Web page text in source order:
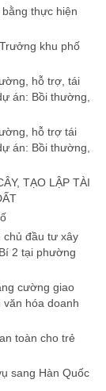
thực hiện
khu phố
hỗ trợ, tái
án: Bồi thường,
hỗ trợ tái
án: Bồi thường,
TẠO LẬP TÀI
chủ đầu tư xây
2 tại phường
cường giao
hóa doanh
toàn cho trẻ
sang Hàn Quốc